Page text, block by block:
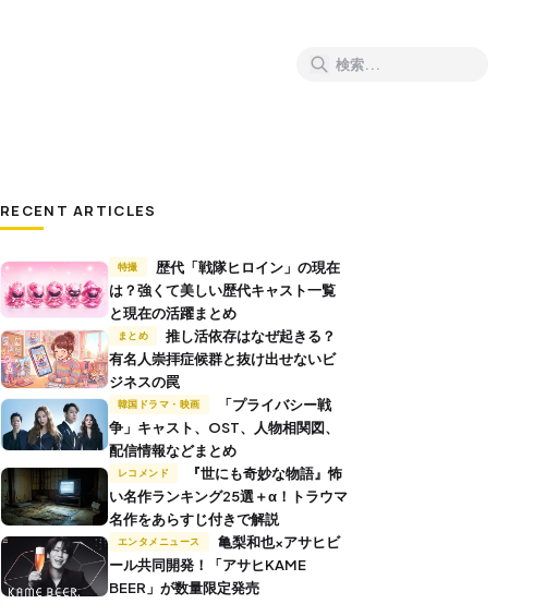
RECENT ARTICLES
特撮
は？強くて美しい歴代キャスト一覧
と現在の活躍まとめ
まとめ
推し活依存はなぜ起きる？
有名人崇拝症候群と抜け出せないビ
ジネスの罠
韓国ドラマ・映画
争」キャスト、OST、人物相関図、
配信情報などまとめ
レコメンド
い名作ランキング25選＋α！トラウマ
名作をあらすじ付きで解説
エンタメニュース
ール共同開発！「アサヒKAME
BEER」が数量限定発売